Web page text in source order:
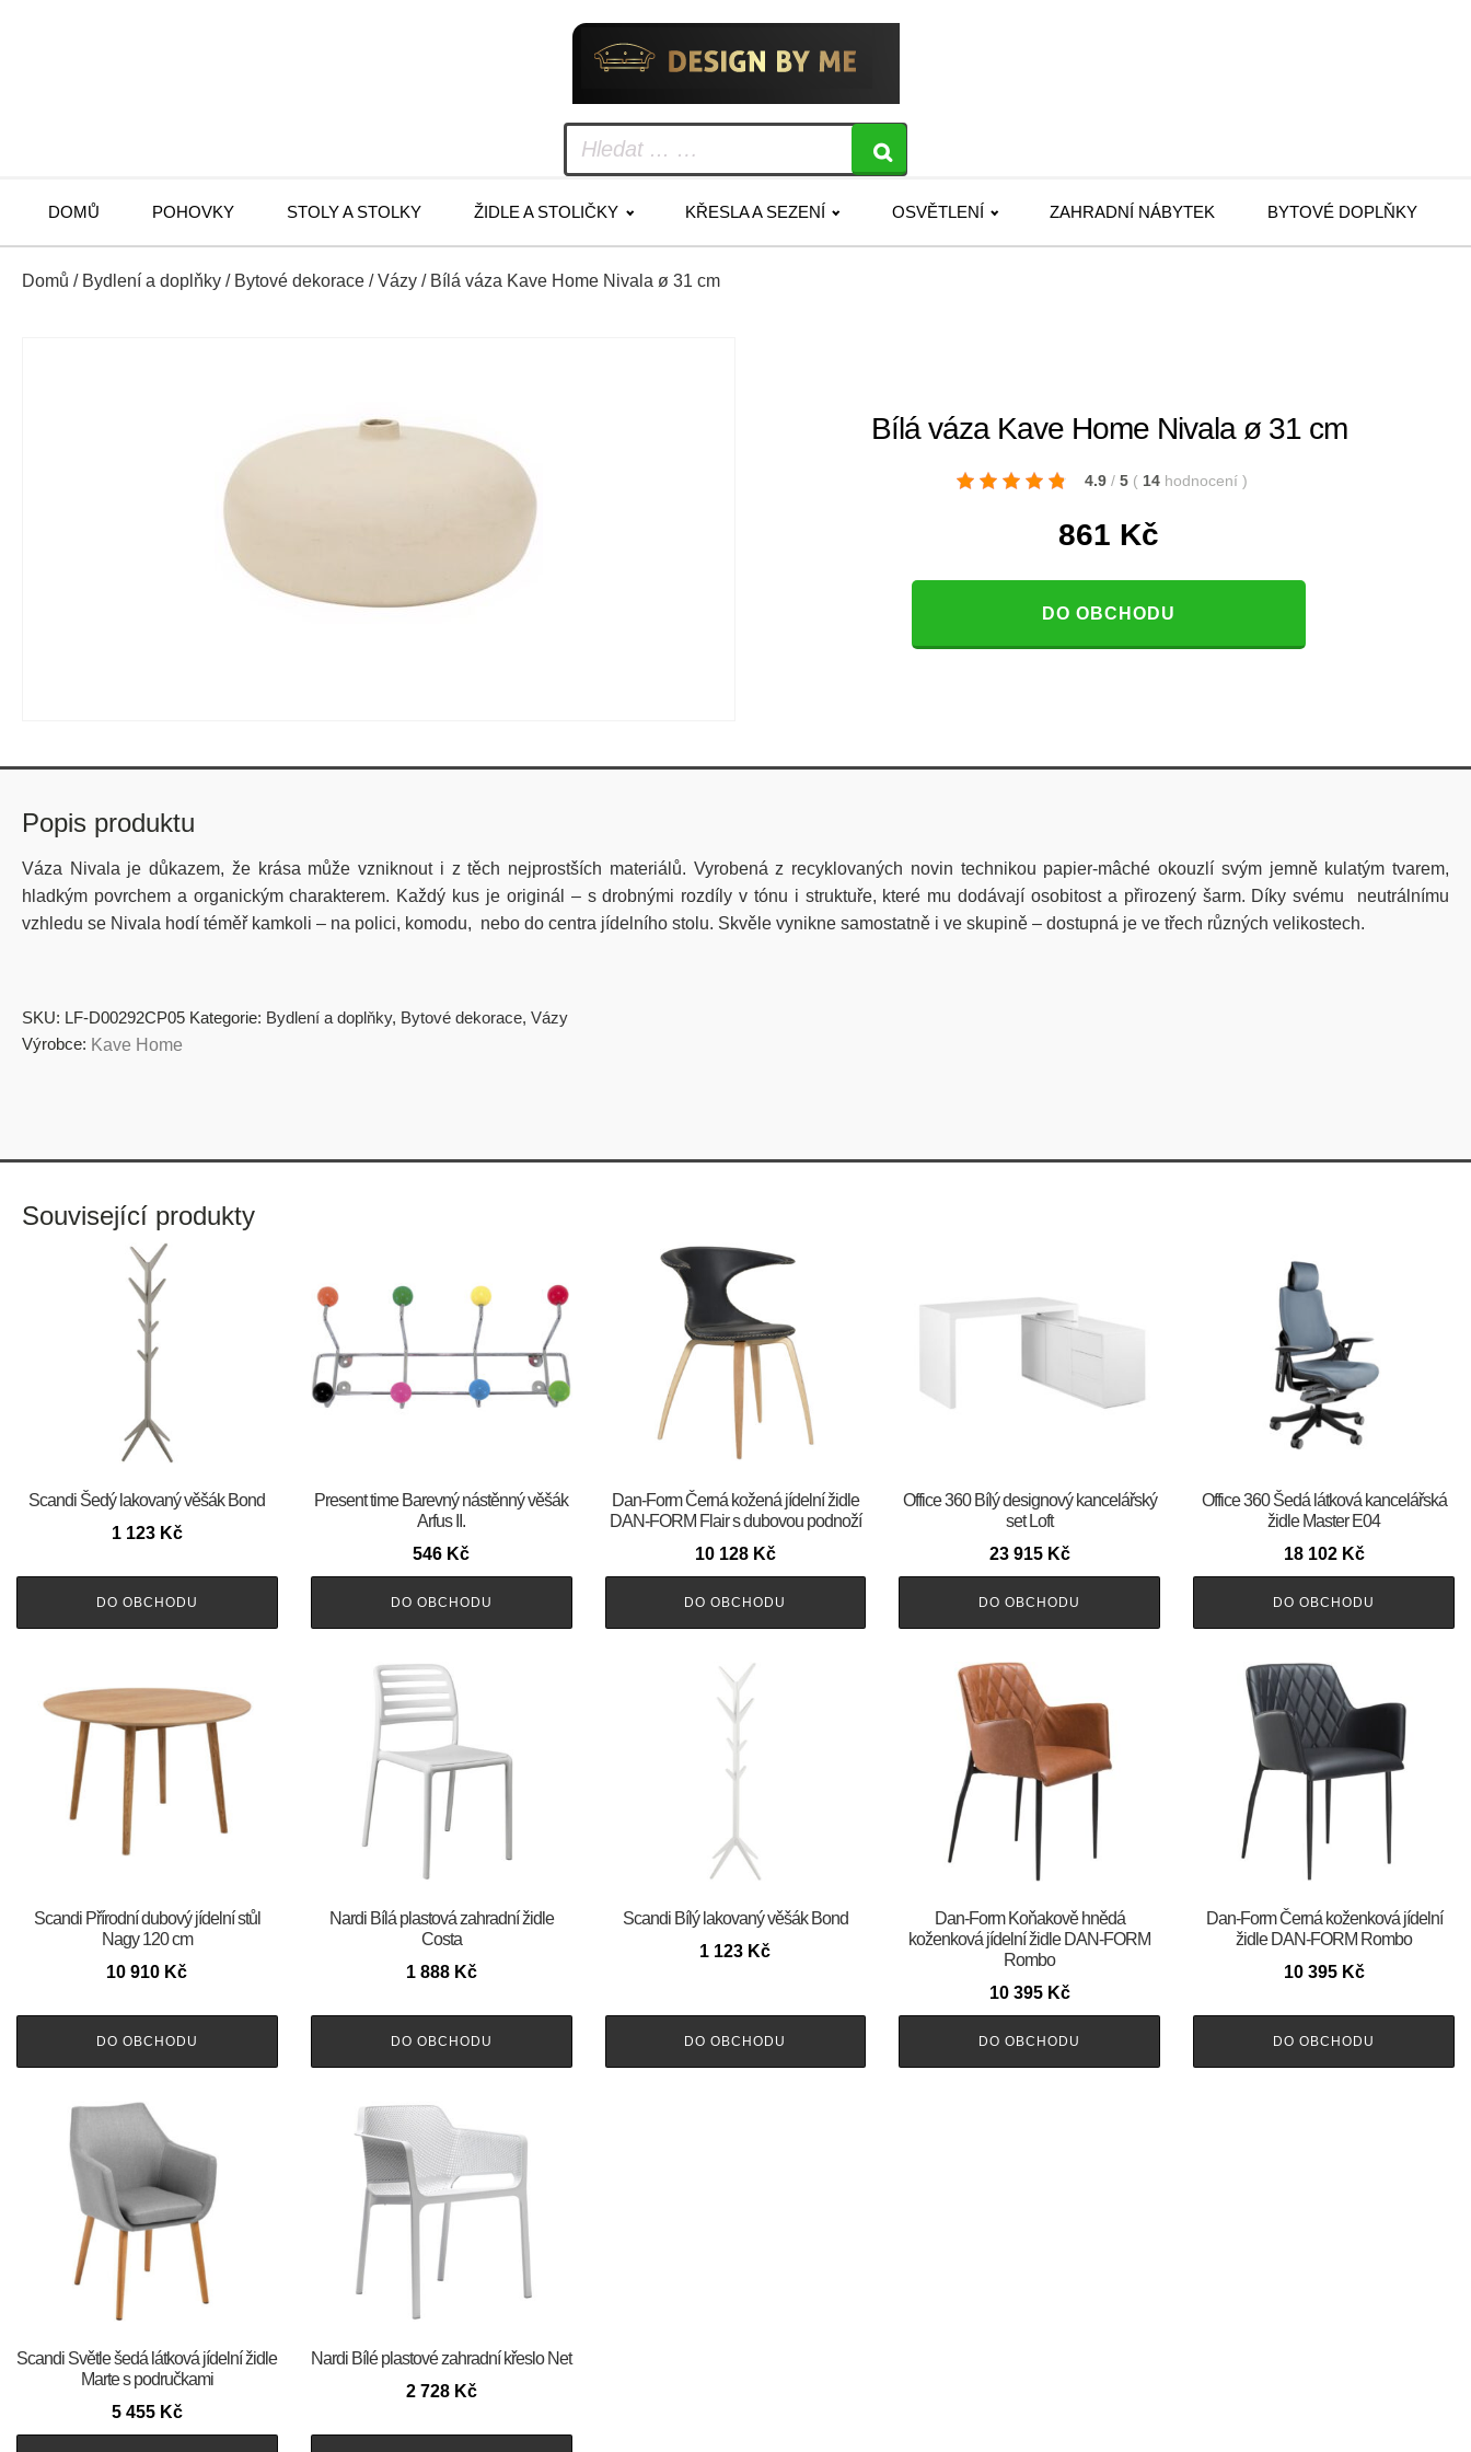
DOMŮ POHOVKY STOLY A STOLKY ŽIDLE A STOLIČKY KŘESLA A SEZENÍ OSVĚTLENÍ ZAHRADNÍ NÁBYTEK BYTOVÉ DOPLŇKY
Domů / Bydlení a doplňky / Bytové dekorace /Vázy / Bílá váza Kave Home Nivala ø 31 cm
Bílá váza Kave Home Nivala ø 31 cm
4.9 / 5 ( 14 hodnocení )
861 Kč
DO OBCHODU
Popis produktu
Váza Nivala je důkazem, že krása může vzniknout i z těch nejprostších materiálů. Vyrobená z recyklovaných novin technikou papier-mâché okouzlí svým jemně kulatým tvarem,
hladkým povrchem a organickým charakterem. Každý kus je originál – s drobnými rozdíly v tónu i struktuře, které mu dodávají osobitost a přirozený šarm. Díky svému neutrálnímu
vzhledu se Nivala hodí téměř kamkoli – na polici, komodu, nebo do centra jídelního stolu. Skvěle vynikne samostatně i ve skupině – dostupná je ve třech různých velikostech.
SKU: LF-D00292CP05 Kategorie: Bydlení a doplňky, Bytové dekorace, Vázy
Výrobce: Kave Home
Související produkty
Scandi Šedý lakovaný věšák Bond
1 123 Kč
DO OBCHODU
Present time Barevný nástěnný věšák
Arfus II.
546 Kč
DO OBCHODU
​​​​​Dan-Form Černá kožená jídelní židle
DAN-FORM Flair s dubovou podnoží
10 128 Kč
DO OBCHODU
Office 360 Bílý designový kancelářský
set Loft
23 915 Kč
DO OBCHODU
Office 360 Šedá látková kancelářská
židle Master E04
18 102 Kč
DO OBCHODU
Scandi Přírodní dubový jídelní stůl
Nagy 120 cm
10 910 Kč
DO OBCHODU
Nardi Bílá plastová zahradní židle
Costa
1 888 Kč
DO OBCHODU
Scandi Bílý lakovaný věšák Bond
1 123 Kč
DO OBCHODU
​​​​​Dan-Form Koňakově hnědá
koženková jídelní židle DAN-FORM
Rombo
10 395 Kč
DO OBCHODU
​​​​​Dan-Form Černá koženková jídelní
židle DAN-FORM Rombo
10 395 Kč
DO OBCHODU
Scandi Světle šedá látková jídelní židle
Marte s područkami
5 455 Kč
Nardi Bílé plastové zahradní křeslo Net
2 728 Kč